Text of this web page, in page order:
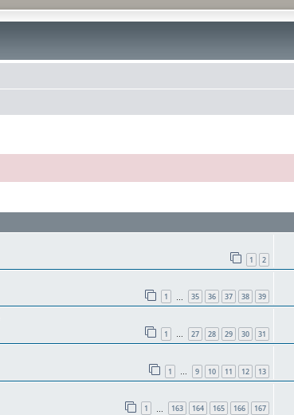
1 2
1 35 36 37 38 39
1 … 27 28 29 30 31
1 … 9 10 11 12 13
1 163 164 165 166 167